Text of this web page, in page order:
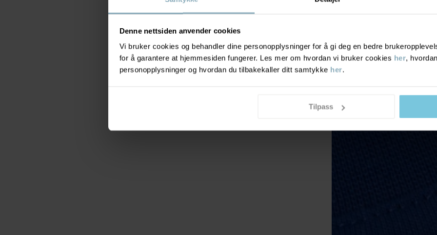
Denne nettsiden anvender cookies
Vi bruker cookies og behandler dine personopplysninger for å gi deg en bedre
for å garantere at hjemmesiden fungerer. Les mer om hvordan vi bruker cookies her,
personopplysninger og hvordan du tilbakekaller ditt samtykke her.
Tilpass